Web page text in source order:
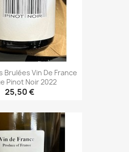
Brulées Vin De France
Pinot Noir 2022
25,50 €